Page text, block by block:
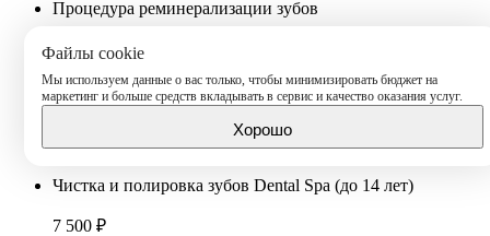
Процедура реминерализации зубов
1 900 ₽
Обучение домашней гигиене полости рта по методике I-
TOP
4 100 ₽
Чистка и полировка зубов Dental Spa (до 14 лет)
7 500 ₽
Файлы cookie
Мы используем данные о вас только, чтобы минимизировать бюджет на
маркетинг и больше средств вкладывать в сервис и качество оказания услуг.
Хорошо